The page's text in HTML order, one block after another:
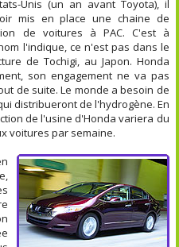
Unis (un an avant Toyota), il
mis en place une chaine de
de voitures à PAC. C'est à
l'indique, ce n'est pas dans le
de Tochigi, au Japon. Honda
son engagement ne va pas
de suite. Le monde a besoin de
distribueront de l'hydrogène. En
de l'usine d'Honda variera du
voitures par semaine.